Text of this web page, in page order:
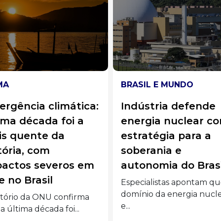
E MUNDO
defende
nuclear como
para a
e
do Brasil
apontam que o
da energia nuclear
SAÚDE
Brasileiros são
premiados por
avanços contra o
Alzheimer
Cientistas brasileiros
prêmios por avanços
Alzheimer....